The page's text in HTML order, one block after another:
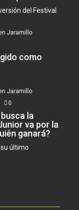
del Festival
Jaramillo
como
Jaramillo
0
la
va por la
ganará?
último